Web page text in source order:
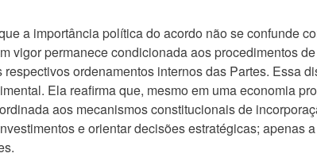
a importância política do acordo não se confunde
vigor permanece condicionada aos procedimentos
ordenamentos internos das Partes. Essa
Ela reafirma que, mesmo em uma economia
aos mecanismos constitucionais de
e orientar decisões estratégicas; apenas